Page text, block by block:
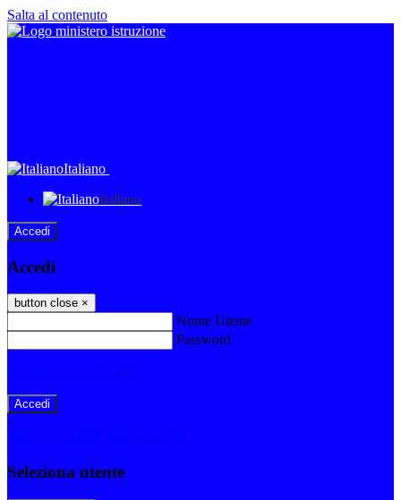
Salta al contenuto
Italiano
Italiano
Accedi
Accedi
button close ×
Nome Utente
Password
-
Seleziona utente